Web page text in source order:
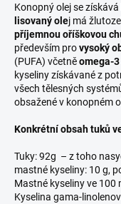
Konopný olej se
lisovaný olej má
příjemnou oříškovou
především provysoký
(PUFA) včetněomega-
kyseliny získávané z
všech tělesných
obsažené v konopném
Konkrétní obsah tuků
Tuky: 92g – z toho
mastné kyseliny: 10 g,
Mastné kyseliny ve 100
Kyselina gama-